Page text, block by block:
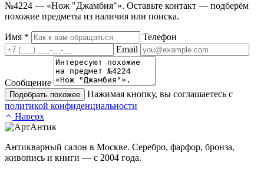
№4224 — «Нож "Джамбия"». Оставьте контакт — подберём
похожие предметы из наличия или поиска.
Имя *
Телефон
Email
Сообщение
Подобрать похожее
Нажимая кнопку, вы соглашаетесь с
политикой конфиденциальности
Наверх
Антикварный салон в Москве. Серебро, фарфор, бронза,
живопись и книги — с 2004 года.